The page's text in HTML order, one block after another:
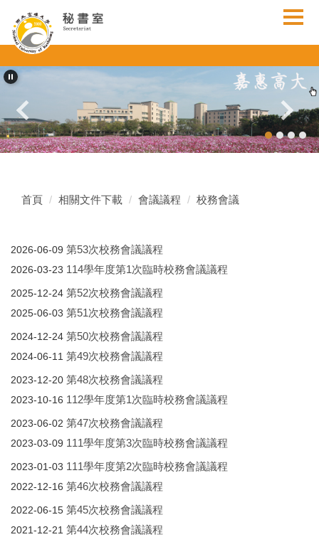
到
主
內
容
首頁 相關文件下載 會議議程 校務會議
2026-06-09 第53次校務會議議程
2026-03-23 114學年度第1次臨時校務會議議程
2025-12-24 第52次校務會議議程
2025-06-03 第51次校務會議議程
2024-12-24 第50次校務會議議程
2024-06-11 第49次校務會議議程
2023-12-20 第48次校務會議議程
2023-10-16 112學年度第1次臨時校務會議議程
2023-06-02 第47次校務會議議程
2023-03-09 111學年度第3次臨時校務會議議程
2023-01-03 111學年度第2次臨時校務會議議程
2022-12-16 第46次校務會議議程
2022-06-15 第45次校務會議議程
2021-12-21 第44次校務會議議程